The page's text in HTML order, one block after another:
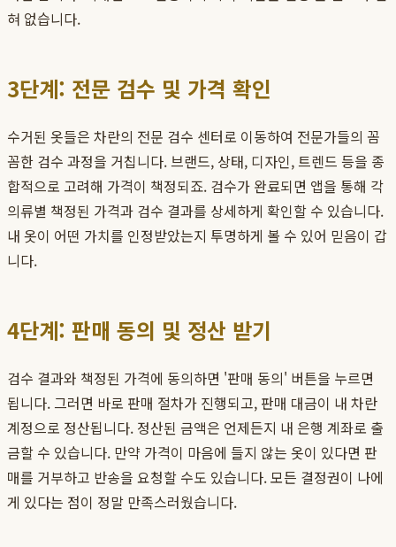
혀 없습니다.
3단계: 전문 검수 및 가격 확인
수거된 옷들은 차란의 전문 검수 센터로 이동하여 전문가들의 꼼
꼼한 검수 과정을 거칩니다. 브랜드, 상태, 디자인, 트렌드 등을 종
합적으로 고려해 가격이 책정되죠. 검수가 완료되면 앱을 통해 각
의류별 책정된 가격과 검수 결과를 상세하게 확인할 수 있습니다.
내 옷이 어떤 가치를 인정받았는지 투명하게 볼 수 있어 믿음이 갑
니다.
4단계: 판매 동의 및 정산 받기
검수 결과와 책정된 가격에 동의하면 '판매 동의' 버튼을 누르면
됩니다. 그러면 바로 판매 절차가 진행되고, 판매 대금이 내 차란
계정으로 정산됩니다. 정산된 금액은 언제든지 내 은행 계좌로 출
금할 수 있습니다. 만약 가격이 마음에 들지 않는 옷이 있다면 판
매를 거부하고 반송을 요청할 수도 있습니다. 모든 결정권이 나에
게 있다는 점이 정말 만족스러웠습니다.